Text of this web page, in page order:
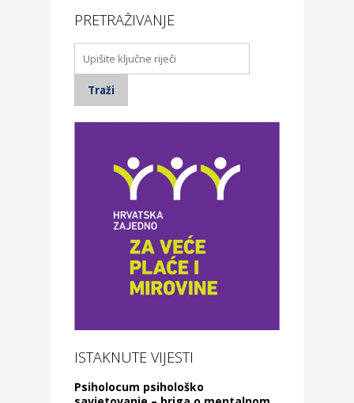
PRETRAŽIVANJE
ISTAKNUTE VIJESTI
Psiholocum psihološko